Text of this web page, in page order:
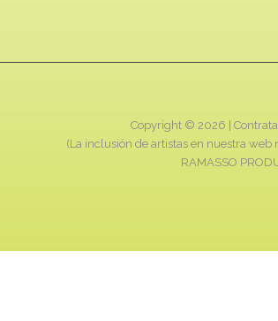
Copyright © 2026 |
(La inclusión de artistas en nuestra
RAMASSO